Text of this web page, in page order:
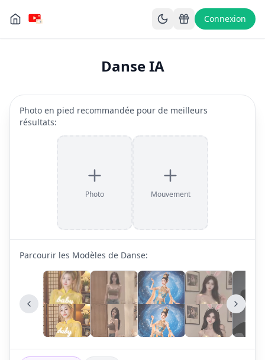
Connexion
Danse IA
Photo en pied recommandée pour de meilleurs
résultats:
Photo Mouvement
Parcourir les Modèles de Danse: